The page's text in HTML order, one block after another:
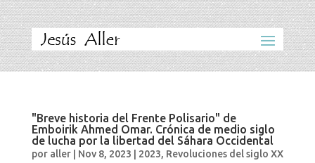
"Breve historia del Frente Polisario" de
Emboirik Ahmed Omar. Crónica de medio siglo
de lucha por la libertad del Sáhara Occidental
por aller| Nov 8, 2023 2023, Revoluciones del siglo XX